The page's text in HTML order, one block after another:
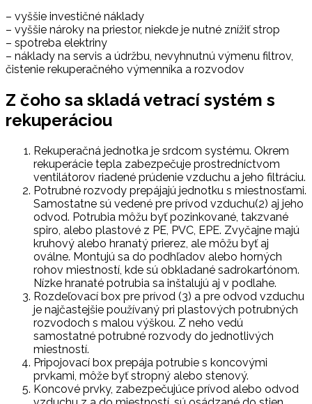
– vyššie investičné náklady
– vyššie nároky na priestor, niekde je nutné znížiť strop
– spotreba elektriny
– náklady na servis a údržbu, nevyhnutnú výmenu filtrov,
čistenie rekuperačného výmenníka a rozvodov
Z čoho sa skladá vetrací systém s
rekuperáciou
Rekuperačná jednotka je srdcom systému. Okrem
rekuperácie tepla zabezpečuje prostredníctvom
ventilátorov riadené prúdenie vzduchu a jeho filtráciu.
Potrubné rozvody prepájajú jednotku s miestnosťami.
Samostatne sú vedené pre prívod vzduchu(2) aj jeho
odvod. Potrubia môžu byť pozinkované, takzvané
spiro, alebo plastové z PE, PVC, EPE. Zvyčajne majú
kruhový alebo hranatý prierez, ale môžu byť aj
oválne. Montujú sa do podhľadov alebo horných
rohov miestností, kde sú obkladané sadrokartónom.
Nízke hranaté potrubia sa inštalujú aj v podlahe.
Rozdeľovací box pre prívod (3) a pre odvod vzduchu
je najčastejšie používaný pri plastových potrubných
rozvodoch s malou výškou. Z neho vedú
samostatné potrubné rozvody do jednotlivých
miestností.
Pripojovací box prepája potrubie s koncovými
prvkami, môže byť stropný alebo stenový.
Koncové prvky, zabezpečujúce prívod alebo odvod